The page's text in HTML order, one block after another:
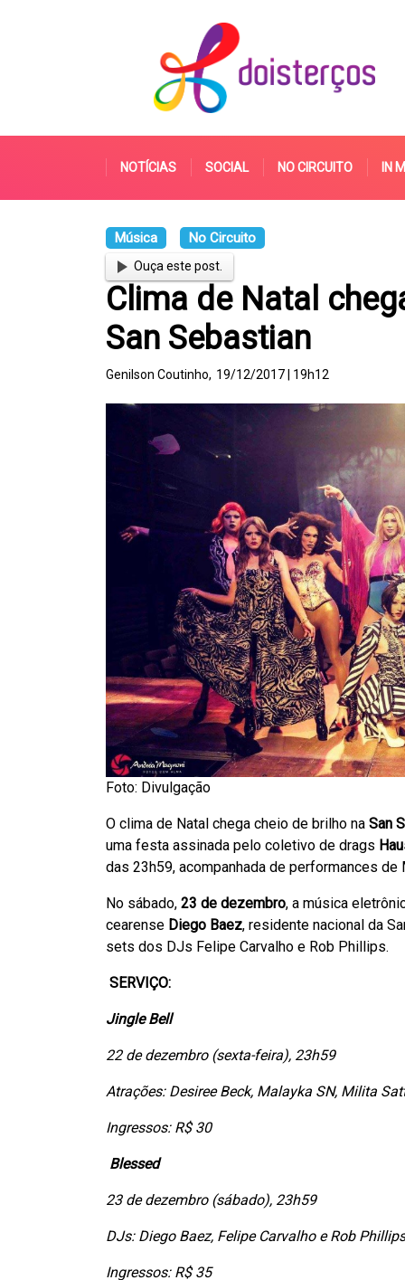
NOTÍCIAS SOCIAL NO CIRCUITO IN
Música No Circuito
Ouça este post.
Clima de Natal
San Sebastian
Genilson Coutinho, 19/12/2017 | 19h12
Foto: Divulgação
O clima de Natal chega cheio de brilho na San
uma festa assinada pelo coletivo de drags
das 23h59, acompanhada de performances
No sábado, 23 de dezembro, a música
cearense Diego Baez, residente nacional da
sets dos DJs Felipe Carvalho e Rob Phillips.
SERVIÇO:
Jingle Bell
22 de dezembro (sexta-feira), 23h59
Atrações: Desiree Beck, Malayka SN, Milita
Ingressos: R$ 30
Blessed
23 de dezembro (sábado), 23h59
DJs: Diego Baez, Felipe Carvalho e Rob Phillips
Ingressos: R$ 35